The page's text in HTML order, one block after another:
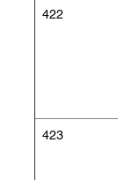
422
423